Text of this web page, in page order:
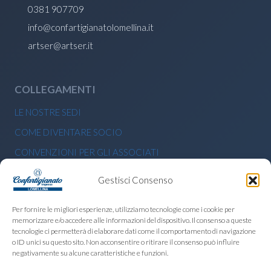
Gestisci Consenso
Per fornire le migliori esperienze, utilizziamo tecnologie come i cookie per
memorizzare e/o accedere alle informazioni del dispositivo. Il consenso a queste
tecnologie ci permetterà di elaborare dati come il comportamento di navigazione
o ID unici su questo sito. Non acconsentire o ritirare il consenso può influire
negativamente su alcune caratteristiche e funzioni.
0381 907709
info@confartigianatolomellina.it
artser@artser.it
COLLEGAMENTI
LE NOSTRE SEDI
COME DIVENTARE SOCIO
CONVENZIONI PER GLI ASSOCIATI
BANDI E CONTRIBUTI ECONOMICI
PRIVACY POLICY
CERCA NEL SITO
Ricerca